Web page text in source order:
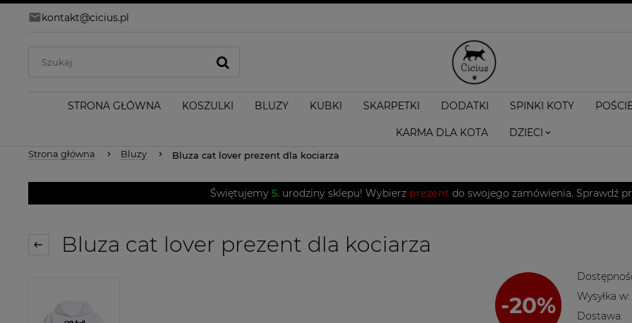
kontakt@cicius.pl
STRONA GŁÓWNA KOSZULKI BLUZY KUBKI SKARPETKI DODATKI SPINKI KOTY
KARMA DLA KOTA DZIECI
Strona główna Bluzy Bluza cat lover prezent dla kociarza
Świętujemy 5. urodziny sklepu! Wybierz prezent do swojego zamówienia. Sprawdź
Bluza cat lover prezent dla kociarza
Wysyłka w:
Dostawa: